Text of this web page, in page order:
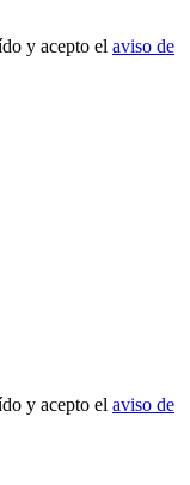
y acepto el aviso de
y acepto el aviso de